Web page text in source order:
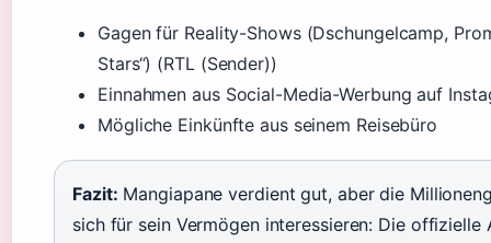
Gagen für Reality-Shows (Dschungelcamp,
Stars“) (RTL (Sender))
Einnahmen aus Social-Media-Werbung auf
Mögliche Einkünfte aus seinem Reisebüro
Fazit: Mangiapane verdient gut, aber die
sich für sein Vermögen interessieren: Die